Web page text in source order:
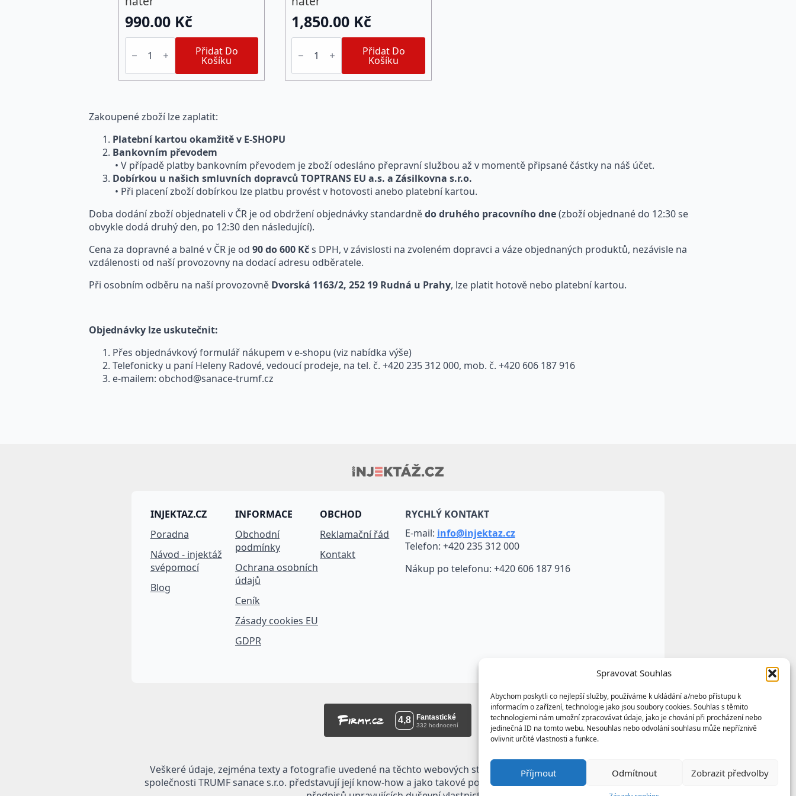
Spravovat Souhlas
Abychom poskytli co nejlepší služby, používáme k ukládání a/nebo přístupu k
informacím o zařízení, technologie jako jsou soubory cookies. Souhlas s těmito
technologiemi nám umožní zpracovávat údaje, jako je chování při procházení nebo
jedinečná ID na tomto webu. Nesouhlas nebo odvolání souhlasu může nepříznivě
ovlivnit určité vlastnosti a funkce.
Příjmout Odmítnout Zobrazit předvolby
990.00 Kč
AquaStop
Protect®
(5
l)
hydrofobní
Přidat Do
Košíku
1,850.00 Kč
AquaStop
Protect®
(10
l)
hydrofobní
Přidat Do
Košíku
Zakoupené zboží lze zaplatit:
Platební kartou okamžitě v E-SHOPU
Bankovním převodem
• V případě platby bankovním převodem je zboží odesláno přepravní službou až v momentě připsané částky na náš účet.
Dobírkou u našich smluvních dopravců TOPTRANS EU a.s. a Zásilkovna s.r.o.
• Při placení zboží dobírkou lze platbu provést v hotovosti anebo platební kartou.
Doba dodání zboží objednateli v ČR je od obdržení objednávky standardnědo druhého pracovního dne(zboží objednané do 12:30 se
obvykle dodá druhý den, po 12:30 den následující).
Cena za dopravné a balné v ČR je od90 do 600 Kčs DPH, v závislosti na zvoleném dopravci a váze objednaných produktů, nezávisle na
vzdálenosti od naší provozovny na dodací adresu odběratele.
Při osobním odběru na naší provozovně Dvorská 1163/2, 252 19 Rudná u Prahy, lze platit hotově nebo platební kartou.
Objednávky lze uskutečnit:
Přes objednávkový formulář nákupem v e-shopu (viz nabídka výše)
Telefonicky u paní Heleny Radové, vedoucí prodeje, na tel. č. +420 235 312 000, mob. č. +420 606 187 916
e-mailem: obchod@sanace-trumf.cz
INJEKTAZ.CZ
Poradna
Návod - injektáž
svépomocí
Blog
INFORMACE
Obchodní
podmínky
Ochrana osobních
údajů
Ceník
Zásady cookies EU
GDPR
OBCHOD
Reklamační řád
Kontakt
RYCHLÝ KONTAKT
E-mail: info@injektaz.cz
Telefon: +420 235 312 000
Nákup po telefonu: +420 606 187 916
Veškeré údaje, zejména texty a fotografie uvedené na těchto webových stránkách jsou výtvorem a vlastnictvím
společnosti TRUMF sanace s.r.o. představují její know-how a jako takové požívají ochrany podle autorských práv a